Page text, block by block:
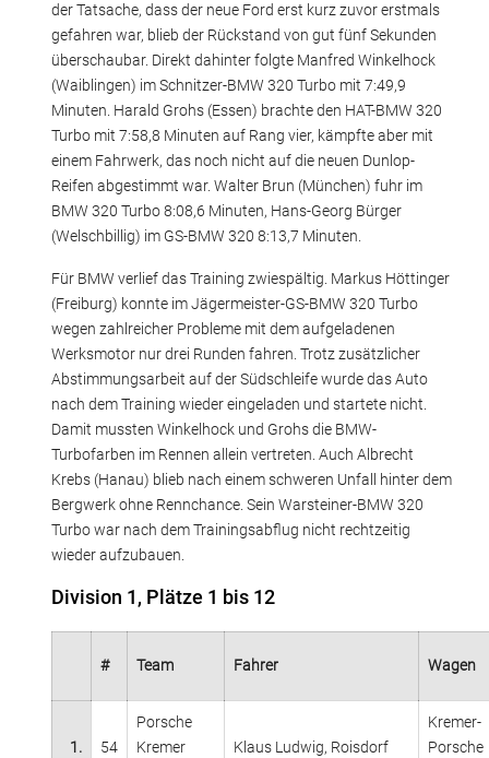
der Tatsache, dass der neue Ford erst kurz zuvor erstmals
gefahren war, blieb der Rückstand von gut fünf Sekunden
überschaubar. Direkt dahinter folgte Manfred Winkelhock
(Waiblingen) im Schnitzer-BMW 320 Turbo mit 7:49,9
Minuten. Harald Grohs (Essen) brachte den HAT-BMW 320
Turbo mit 7:58,8 Minuten auf Rang vier, kämpfte aber mit
einem Fahrwerk, das noch nicht auf die neuen Dunlop-
Reifen abgestimmt war. Walter Brun (München) fuhr im
BMW 320 Turbo 8:08,6 Minuten, Hans-Georg Bürger
(Welschbillig) im GS-BMW 320 8:13,7 Minuten.
Für BMW verlief das Training zwiespältig. Markus Höttinger
(Freiburg) konnte im Jägermeister-GS-BMW 320 Turbo
wegen zahlreicher Probleme mit dem aufgeladenen
Werksmotor nur drei Runden fahren. Trotz zusätzlicher
Abstimmungsarbeit auf der Südschleife wurde das Auto
nach dem Training wieder eingeladen und startete nicht.
Damit mussten Winkelhock und Grohs die BMW-
Turbofarben im Rennen allein vertreten. Auch Albrecht
Krebs (Hanau) blieb nach einem schweren Unfall hinter dem
Bergwerk ohne Rennchance. Sein Warsteiner-BMW 320
Turbo war nach dem Trainingsabflug nicht rechtzeitig
wieder aufzubauen.
Division 1, Plätze 1 bis 12
# Team Fahrer Wagen
1. 54
Porsche
Kremer
Klaus Ludwig, Roisdorf
Kremer-
Porsche